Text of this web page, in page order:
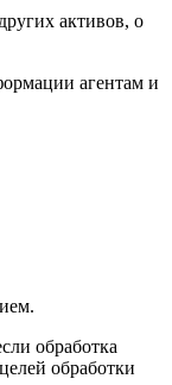
активов, о
агентам и
обработка
обработки